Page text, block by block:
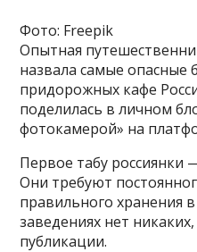
Фото: Freepik
Опытная
назвала самые опасные
придорожных кафе
поделилась в личном
фотокамерой» на
Первое табу россиянки
Они требуют
правильного хранения
заведениях нет
публикации.